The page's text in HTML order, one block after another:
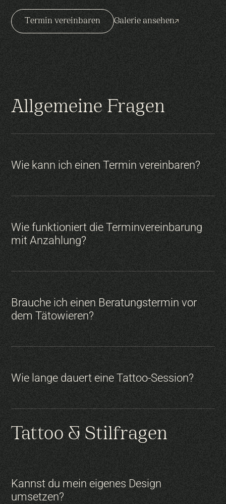
Termin vereinbaren Galerie ansehen
Allgemeine Fragen
Wie kann ich einen Termin vereinbaren?
Wie funktioniert die Terminvereinbarung
mit Anzahlung?
Brauche ich einen Beratungstermin vor
dem Tätowieren?
Wie lange dauert eine Tattoo-Session?
Kleine Tattoos:
Tattoo & Stilfragen
Kannst du mein eigenes Design
umsetzen?